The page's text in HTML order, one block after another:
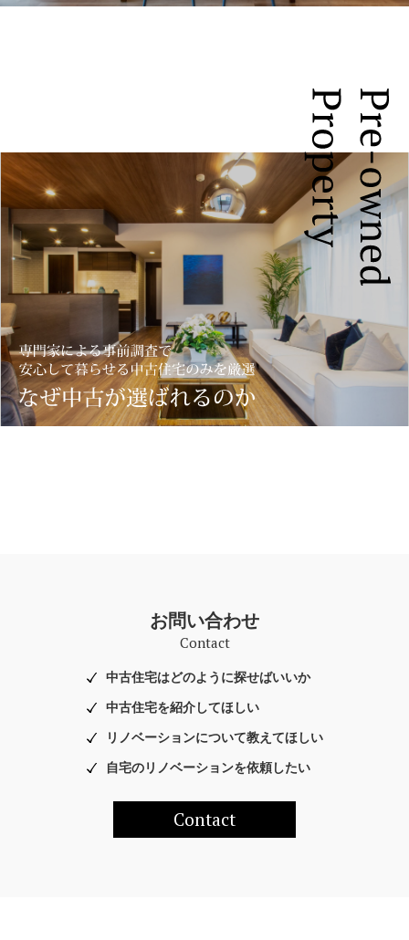
お問い合わせ
Contact
中古住宅はどのように探せばいいか
中古住宅を紹介してほしい
リノベーションについて教えてほしい
自宅のリノベーションを依頼したい
Contact